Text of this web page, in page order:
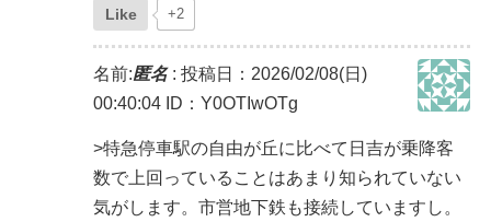
Like +2
名前:匿名: 投稿日：2026/02/08(日)
00:40:04 ID：Y0OTIwOTg
>特急停車駅の自由が丘に比べて日吉が乗降客
数で上回っていることはあまり知られていない
気がします。市営地下鉄も接続していますし。